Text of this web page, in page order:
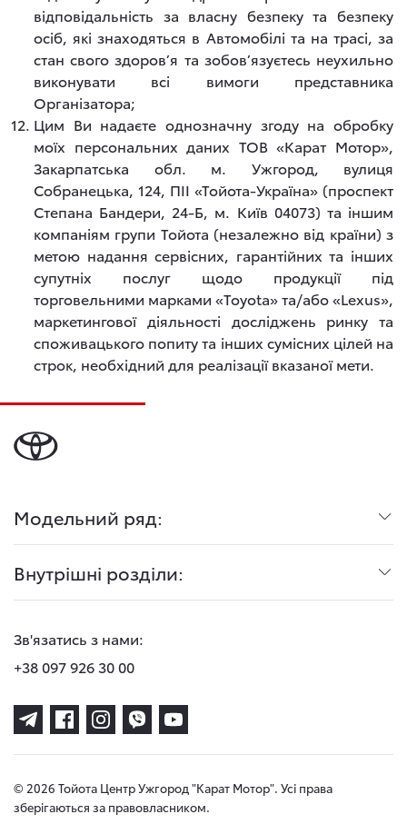
відповідальність за власну безпеку та безпеку
осіб, які знаходяться в Автомобілі та на трасі, за
стан свого здоров’я та зобов’язуєтесь неухильно
виконувати всі вимоги представника
Організатора;
Цим Ви надаєте однозначну згоду на обробку
моїх персональних даних ТОВ «Карат Мотор»,
Закарпатська обл. м. Ужгород, вулиця
Собранецька, 124, ПІІ «Тойота-Україна» (проспект
Степана Бандери, 24-Б, м. Київ 04073) та іншим
компаніям групи Тойота (незалежно від країни) з
метою надання сервісних, гарантійних та інших
супутніх послуг щодо продукції під
торговельними марками «Toyota» та/або «Lexus»,
маркетингової діяльності досліджень ринку та
споживацького попиту та інших сумісних цілей на
строк, необхідний для реалізації вказаної мети.
Модельний ряд:
Внутрішні розділи:
Зв'язатись з нами:
+38 097 926 30 00
© 2026 Тойота Центр Ужгород "Карат Мотор". Усі права
зберігаються за правовласником.